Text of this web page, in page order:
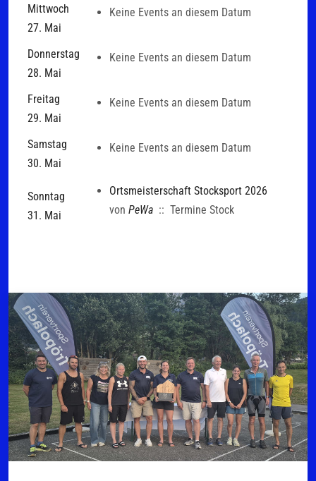
Mittwoch
27. Mai
Keine Events an diesem Datum
Donnerstag
28. Mai
Keine Events an diesem Datum
Freitag
29. Mai
Keine Events an diesem Datum
Samstag
30. Mai
Keine Events an diesem Datum
Sonntag
31. Mai
Ortsmeisterschaft Stocksport 2026
von PeWa:: Termine Stock